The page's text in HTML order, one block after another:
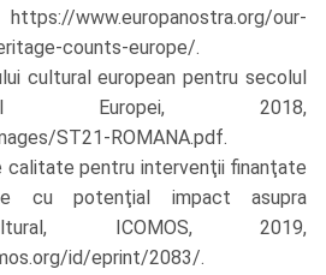
www.europanostra.org/our-
counts-europe/.
cultural european pentru secolul
Europei, 2018,
ST21-ROMANA.pdf.
calitate pentru intervenţii finanţate
cu potenţial impact asupra
ICOMOS, 2019,
id/eprint/2083/.